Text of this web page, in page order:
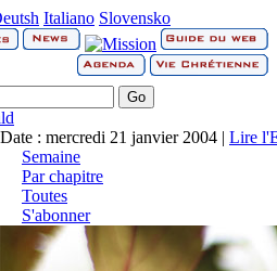
Italiano Slovensko
Date : mercredi 21 janvier 2004 | Lire
Semaine
Par chapitre
Toutes
S'abonner